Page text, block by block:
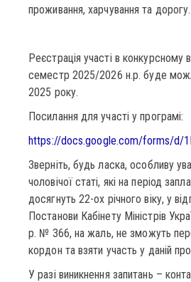
проживання, харчування та дорогу.
Реєстрація участі в конкурсному
семестр 2025/2026 н.р. буде
2025 року.
Посилання для участі у програмі:
https://docs.google.com/forms/d/
Зверніть, будь ласка, особливу
чоловічої статі, які на період
досягнуть 22-ох річного віку, у
Постанови Кабінету Міністрів
р. № 366, на жаль, не зможуть
кордон та взяти участь у даній
У разі виникнення запитань –